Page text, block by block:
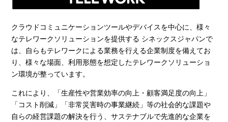
クラウドコミュニケーションツールやデバイスを中心に、様々
なテレワークソリューションを提供する シネックスジャパンで
は、自らもテレワークによる業務を行える企業制度を備えてお
り、様々な場面、利用形態を想定したテレワークソリューショ
ン環境が整っています。
これにより、「生産性や営業効率の向上・顧客満足度の向上」
「コスト削減」「非常災害時の事業継続」等の社会的な課題や
自らの経営課題の解決を行う、サステナブルで先進的な企業を